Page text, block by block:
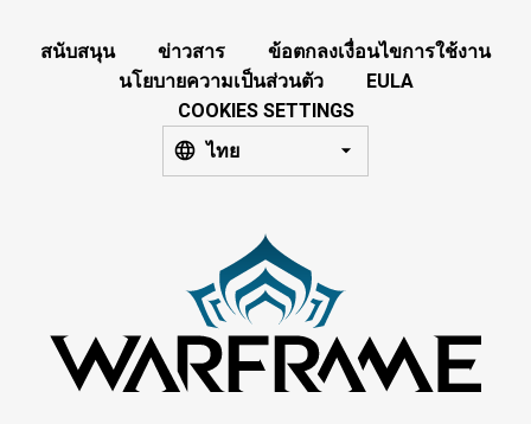
สนับสนุน ข่าวสาร
ข้อตกลงเงื่อนไขการใช้งาน
นโยบายความเป็นส่วนตัว
EULA
COOKIES SETTINGS
ไทย